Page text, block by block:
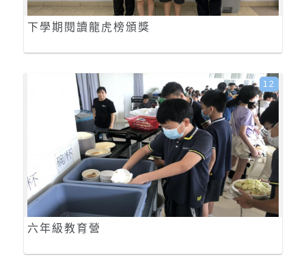
下學期閱讀龍虎榜頒獎
六年級教育營
12